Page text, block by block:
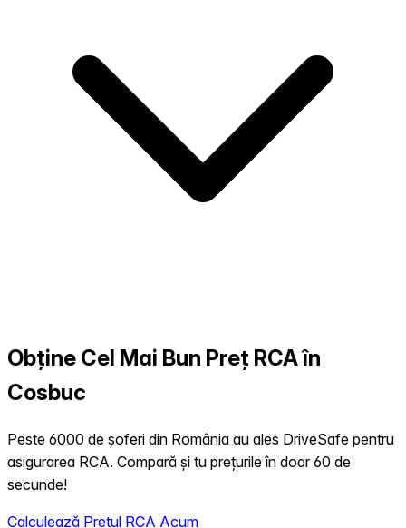
Obține Cel Mai Bun Preț RCA în
Cosbuc
Peste 6000 de șoferi din România au ales DriveSafe pentru
asigurarea RCA. Compară și tu prețurile în doar 60 de
secunde!
Calculează Prețul RCA Acum